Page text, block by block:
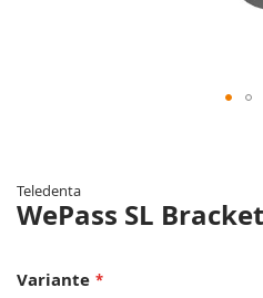
Bildergalerie
springen
Teledenta
WePass SL
Variante